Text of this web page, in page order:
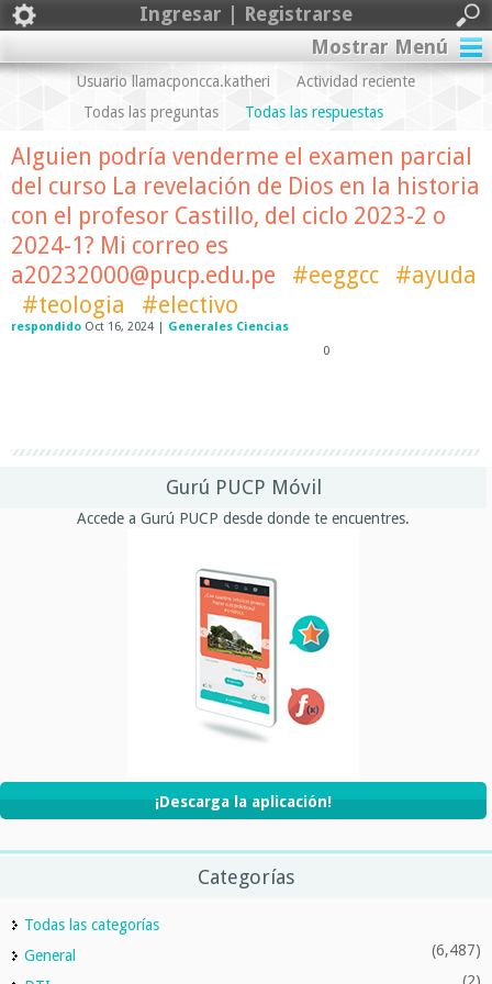
Ingresar | Registrarse
Mostrar Menú
Usuario llamacponcca.katheri
Actividad reciente
Todas las preguntas
Todas las respuestas
Alguien podría venderme el examen parcial
del curso La revelación de Dios en la historia
con el profesor Castillo, del ciclo 2023-2 o
2024-1? Mi correo es
a20232000@pucp.edu.pe
#eeggcc
#ayuda
#teologia
#electivo
respondido Oct 16, 2024 | Generales Ciencias
0
Gurú PUCP Móvil
Accede a Gurú PUCP desde donde te encuentres.
¡Descarga la aplicación!
Categorías
Todas las categorías
General
(6,487)